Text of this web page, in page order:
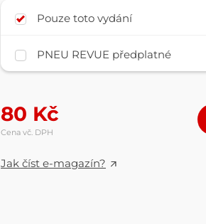
Pouze toto vydání
PNEU REVUE předplatné
80 Kč
Cena vč. DPH
Jak číst e-magazín?